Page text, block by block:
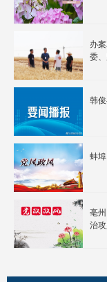
办
委
韩
蚌
亳
治